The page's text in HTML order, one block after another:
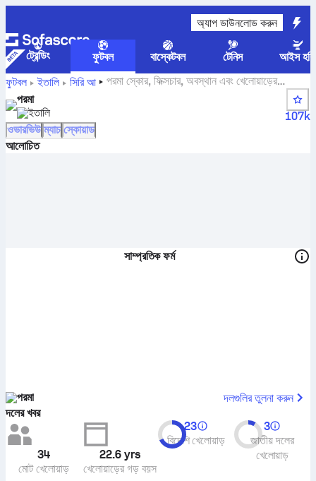
অ্যাপ ডাউনলোড করুন
ট্রেন্ডিং ফুটবল বাস্কেটবল টেনিস
আইস হকি
ফুটবল
ইতালি সিরি আ
পরমা স্কোর, ফিক্সচার, অবস্থান এবং খেলোয়াড়ের
পরিসংখ্যান
পরমা
ইতালি
107k
ওভারভিউ ম্যাচ স্কোয়াড
আলোচিত
সাম্প্রতিক ফর্ম
পরমা
দলগুলির তুলনা করুন
দলের খবর
34
মোট খেলোয়াড়
22.6 yrs
খেলোয়াড়ের গড় বয়স
23
বিদেশি খেলোয়াড়
3
জাতীয় দলের
খেলোয়াড়